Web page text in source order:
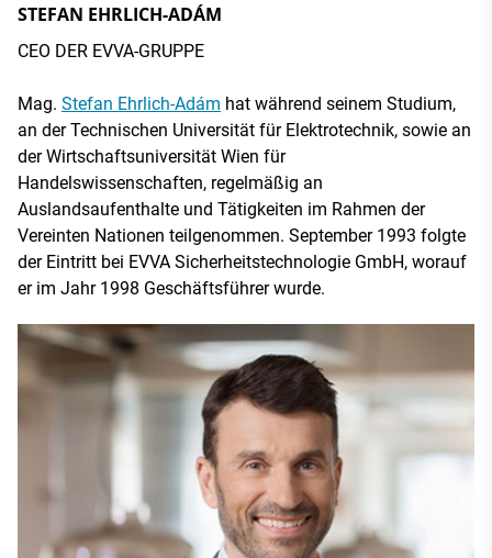
STEFAN EHRLICH-ADÁM
CEO DER EVVA-GRUPPE
Mag. Stefan Ehrlich-Adám hat während seinem Studium,
an der Technischen Universität für Elektrotechnik, sowie an
der Wirtschaftsuniversität Wien für
Handelswissenschaften, regelmäßig an
Auslandsaufenthalte und Tätigkeiten im Rahmen der
Vereinten Nationen teilgenommen. September 1993 folgte
der Eintritt bei EVVA Sicherheitstechnologie GmbH, worauf
er im Jahr 1998 Geschäftsführer wurde.